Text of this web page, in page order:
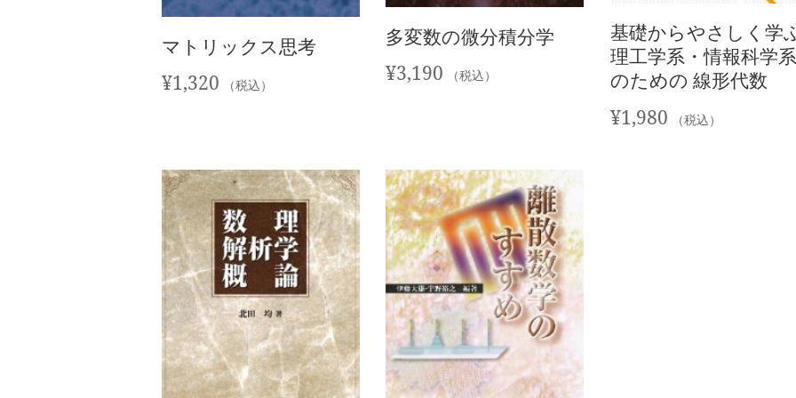
マトリックス思考
¥1,320 （税込）
多変数の微分積分学
¥3,190 （税込）
基礎からやさしく学
理工学系・情報科学系
のための 線形代数
¥1,980 （税込）